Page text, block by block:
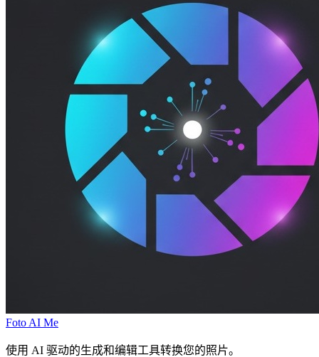
Foto AI Me
使用 AI 驱动的生成和编辑工具转换您的照片。